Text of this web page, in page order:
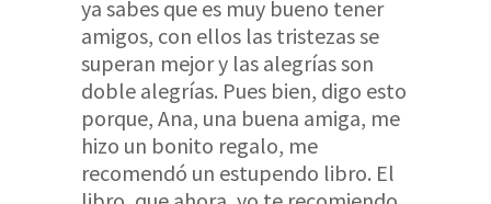
ya sabes que es muy bueno tener
amigos, con ellos las tristezas se
superan mejor y las alegrías son
doble alegrías. Pues bien, digo esto
porque, Ana, una buena amiga, me
hizo un bonito regalo, me
recomendó un estupendo libro. El